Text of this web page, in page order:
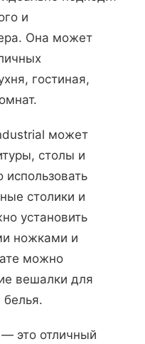
и
Она может
гостиная,
может
столы и
использовать
столики и
установить
ножками и
можно
вешалки для
белья.
это отличный